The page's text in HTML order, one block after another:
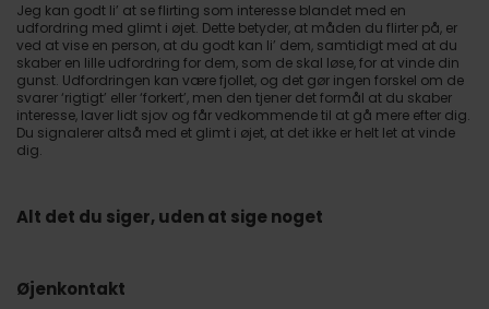
Jeg kan godt li’ at se flirting som interesse blandet med en
udfordring med glimt i øjet. Dette betyder, at måden du flirter på, er
ved at vise en person, at du godt kan li’ dem, samtidigt med at du
skaber en lille udfordring for dem, som de skal løse, for at vinde din
gunst. Udfordringen kan være fjollet, og det gør ingen forskel om de
svarer ‘rigtigt’ eller ‘forkert’, men den tjener det formål at du skaber
interesse, laver lidt sjov og får vedkommende til at gå mere efter dig.
Du signalerer altså med et glimt i øjet, at det ikke er helt let at vinde
dig.
Alt det du siger, uden at sige noget
Øjenkontakt